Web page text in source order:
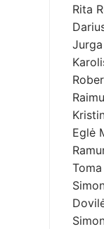
Rita
Eglė